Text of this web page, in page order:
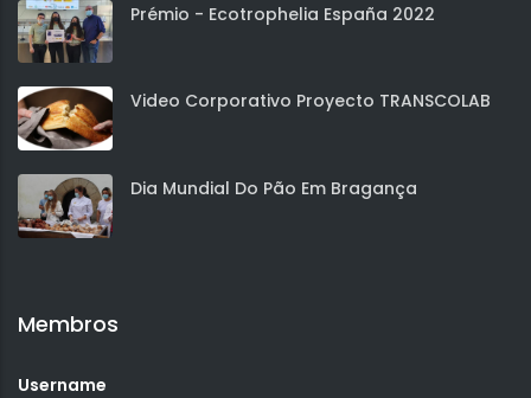
Prémio - Ecotrophelia España 2022
Video Corporativo Proyecto TRANSCOLAB
Dia Mundial Do Pão Em Bragança
Membros
Username